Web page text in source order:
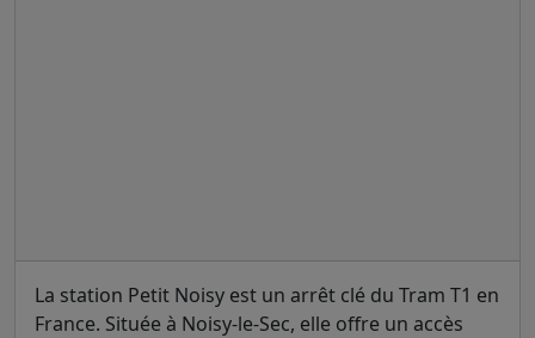
La station Petit Noisy est un arrêt clé du Tram T1 en
France. Située à Noisy-le-Sec, elle offre un accès